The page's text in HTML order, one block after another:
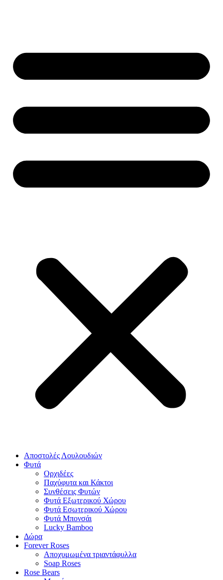
Αποστολές Λουλουδιών
Φυτά
Ορχιδέες
Παχύφυτα και Κάκτοι
Συνθέσεις Φυτών
Φυτά Εξωτερικού Χώρου
Φυτά Εσωτερικού Χώρου
Φυτά Μπονσάι
Lucky Bamboo
Δώρα
Forever Roses
Αποχυμωμένα τριαντάφυλλα
Soap Roses
Rose Βears